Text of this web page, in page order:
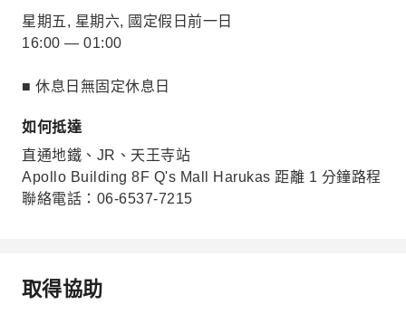
星期五, 星期六, 國定假日前一日
16:00 — 01:00
■ 休息日無固定休息日
如何抵達
直通地鐵、JR、天王寺站
Apollo Building 8F Q's Mall Harukas 距離 1 分鐘路程
聯絡電話：06-6537-7215
取得協助